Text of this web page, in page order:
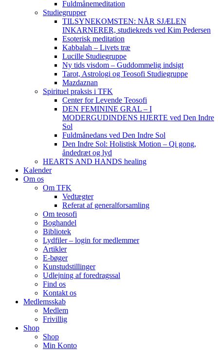
Fuldmånemeditation
Studiegrupper
TILSYNEKOMSTEN: NÅR SJÆLEN
INKARNERER, studiekreds ved Kim Pedersen
Esoterisk meditation
Kabbalah – Livets træ
Lucille Studiegruppe
Ny tids visdom – Guddommelig indsigt
Tarot, Astrologi og Teosofi Studiegruppe
Mazdaznan
Spirituel praksis i TFK
Center for Levende Teosofi
DEN FEMININE GRAL – I
MODERGUDINDENS HJERTE ved Den Indre
Sol
Fuldmånedans ved Den Indre Sol
Den Indre Sol: Holistisk Motion – Qi gong,
åndedræt og lyd
HEARTS AND HANDS healing
Kalender
Om os
Om TFK
Vedtægter
Referat af generalforsamling
Om teosofi
Boghandel
Bibliotek
Lydfiler – login for medlemmer
Artikler
E-bøger
Kunstudstillinger
Udlejning af foredragssal
Find os
Kontakt os
Medlemsskab
Medlem
Frivillig
Shop
Shop
Min Konto